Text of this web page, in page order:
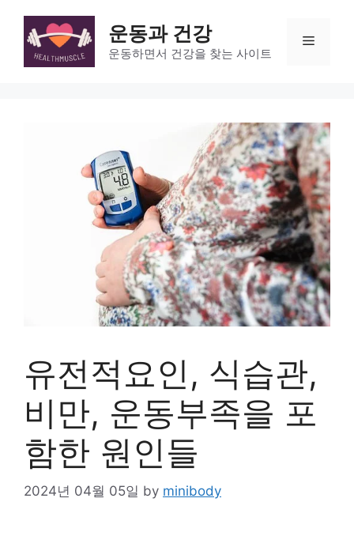
content
운동과 건강
운동하면서 건강을 찾는 사이트
Menu
유전적요인, 식습관,
비만, 운동부족을 포
함한 원인들
2024년 04월 05일 by minibody